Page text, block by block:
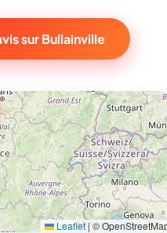
sur Bullainville
Leaflet|©